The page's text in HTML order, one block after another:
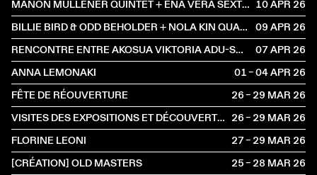
MANON MULLENER QUINTET + ÉNA VERA SEXTET 10 APR2026
BILLIE BIRD & ODD BEHOLDER + NOLA KIN QUARTET
09 APR2026
RENCONTRE ENTRE AKOSUA VIKTORIA ADU-SANYAH ET JULIE JONES
07 APR2026
ANNA LEMONAKI
01 – 04 APR2026
FÊTE DE RÉOUVERTURE
26 – 29 MAR2026
VISITES DES EXPOSITIONS ET DÉCOUVERTE DU BÂTIMENT 26 – 29 MAR2026
FLORINE LEONI
27 – 29 MAR2026
[CRÉATION] OLD MASTERS
25 – 28 MAR2026